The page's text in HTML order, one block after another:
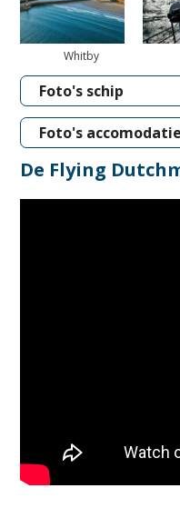
Whitby
Foto's schip
Foto's accomodatie
De Flying